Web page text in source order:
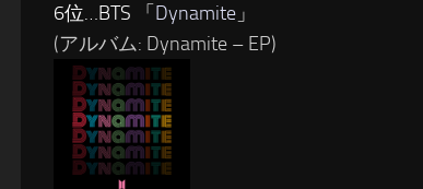
6位…BTS 「 Dynamite 」
(アルバム: Dynamite – EP)